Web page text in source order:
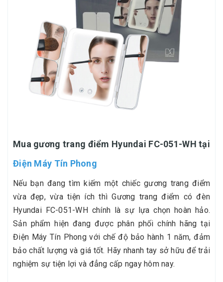
Mua gương trang điểm Hyundai FC-051-WH tại
Điện Máy Tín Phong
Nếu bạn đang tìm kiếm một chiếc gương trang điểm
vừa đẹp, vừa tiện ích thì Gương trang điểm có đèn
Hyundai FC-051-WH chính là sự lựa chọn hoàn hảo.
Sản phẩm hiện đang được phân phối chính hãng tại
Điện Máy Tín Phong với chế độ bảo hành 1 năm, đảm
bảo chất lượng và giá tốt. Hãy nhanh tay sở hữu để trải
nghiệm sự tiện lợi và đẳng cấp ngay hôm nay.